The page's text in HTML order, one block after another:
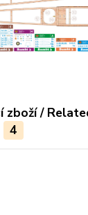
zboží /
4